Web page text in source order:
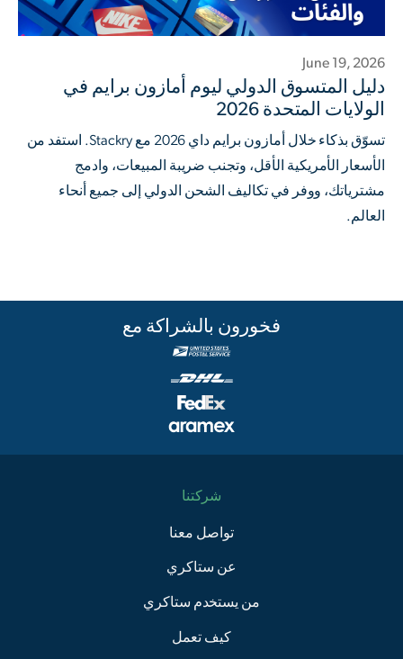
June 19, 2026
دليل المتسوق الدولي ليوم أمازون برايم في
الولايات المتحدة 2026
تسوّق بذكاء خلال أمازون برايم داي 2026 مع Stackry. استفد من
الأسعار الأمريكية الأقل، وتجنب ضريبة المبيعات، وادمج
مشترياتك، ووفر في تكاليف الشحن الدولي إلى جميع أنحاء
العالم.
فخورون بالشراكة مع
شركتنا
تواصل معنا
عن ستاكري
من يستخدم ستاكري
كيف تعمل